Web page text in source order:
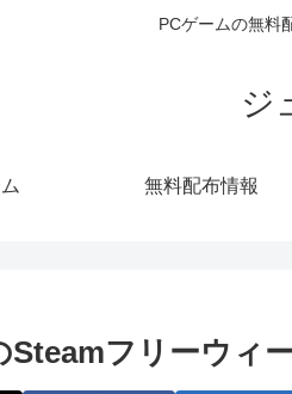
PCゲームの無料
ジ
無料配布情報
Steamフリーウィ